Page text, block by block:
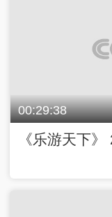
00:29:38
《乐游天下